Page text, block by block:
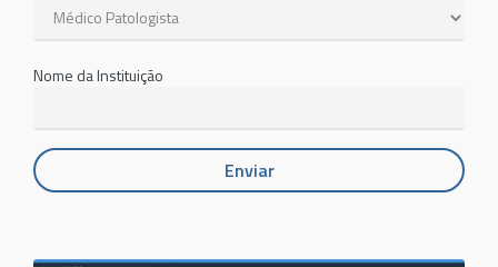
Nome da Instituição